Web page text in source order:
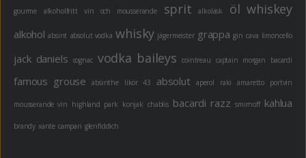
gourme alkoholfritt vin och mousserande sprit alkoläsk öl whiskey
alkohol absint absolut vodka whisky jägermeister grappa gin cava limoncello
jack daniels cognac vodka baileys cointreau captain morgan bacardi
famous grouse absinthe likör 43 absolut aperol raki amaretto portvin
mousserande vin highland park konjak chablis bacardi razz smirnoff kahlua
brandy xante campari glenfiddich